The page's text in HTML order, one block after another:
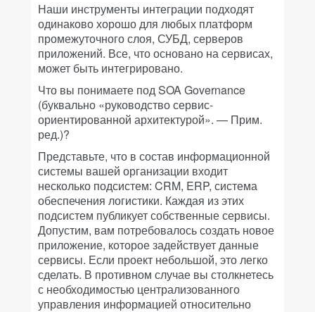
Наши инструменты интеграции подходят
одинаково хорошо для любых платформ
промежуточного слоя, СУБД, серверов
приложений. Все, что основано на сервисах,
может быть интегрировано.
Что вы понимаете под SOA Governance
(буквально «руководство сервис-
ориентированной архитектурой». — Прим.
ред.)?
Представьте, что в состав информационной
системы вашей организации входит
несколько подсистем: CRM, ERP, система
обеспечения логистики. Каждая из этих
подсистем публикует собственные сервисы.
Допустим, вам потребовалось создать новое
приложение, которое задействует данные
сервисы. Если проект небольшой, это легко
сделать. В противном случае вы столкнетесь
с необходимостью централизованного
управления информацией относительно